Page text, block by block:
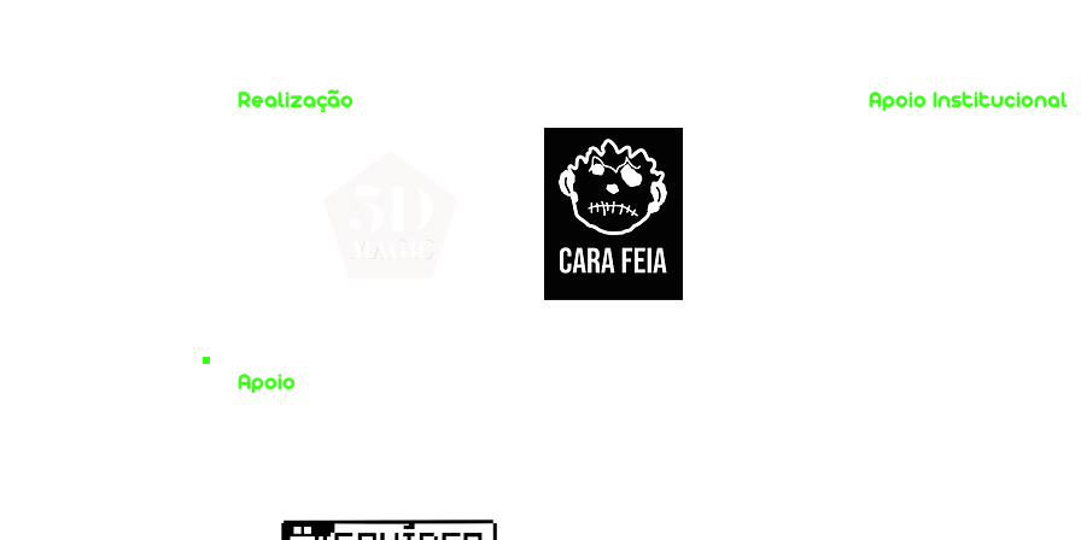
Realização Apoio Institucional
Apoio